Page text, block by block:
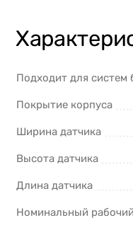
Подходит для систем
Покрытие корпуса
Ширина датчика
Высота датчика
Длина датчика
Номинальный